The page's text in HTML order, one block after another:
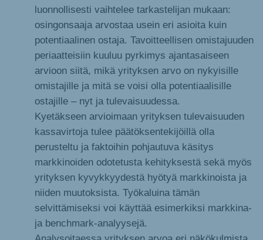
luonnollisesti vaihtelee tarkastelijan mukaan:
osingonsaaja arvostaa usein eri asioita kuin
potentiaalinen ostaja. Tavoitteellisen omistajuuden
periaatteisiin kuuluu pyrkimys ajantasaiseen
arvioon siitä, mikä yrityksen arvo on nykyisille
omistajille ja mitä se voisi olla potentiaalisille
ostajille – nyt ja tulevaisuudessa.
Kyetäkseen arvioimaan yrityksen tulevaisuuden
kassavirtoja tulee päätöksentekijöillä olla
perusteltu ja faktoihin pohjautuva käsitys
markkinoiden odotetusta kehityksestä sekä myös
yrityksen kyvykkyydestä hyötyä markkinoista ja
niiden muutoksista. Työkaluina tämän
selvittämiseksi voi käyttää esimerkiksi markkina-
ja benchmark-analyysejä.